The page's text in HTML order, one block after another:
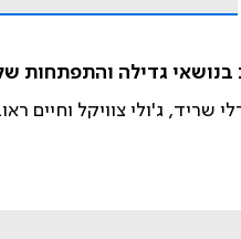
בנושאי גדילה והתפתחות
שריד, ג'ולי צוויקל וחיים